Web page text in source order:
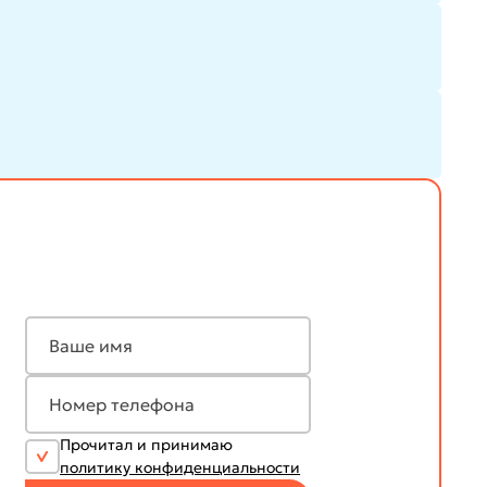
Прочитал и принимаю
политику конфиденциальности